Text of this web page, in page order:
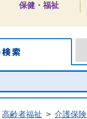
保健・福祉
高齢者福祉 > 介護保